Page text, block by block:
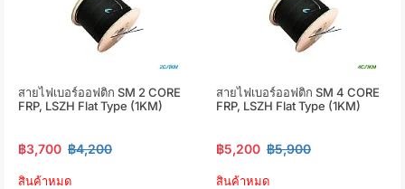
สายไฟเบอร์ออฟติก SM 2 CORE
FRP, LSZH Flat Type (1KM)
฿3,700 ฿4,200
สินค้าหมด
สายไฟเบอร์ออฟติก SM 4 CORE
FRP, LSZH Flat Type (1KM)
฿5,200 ฿5,900
สินค้าหมด